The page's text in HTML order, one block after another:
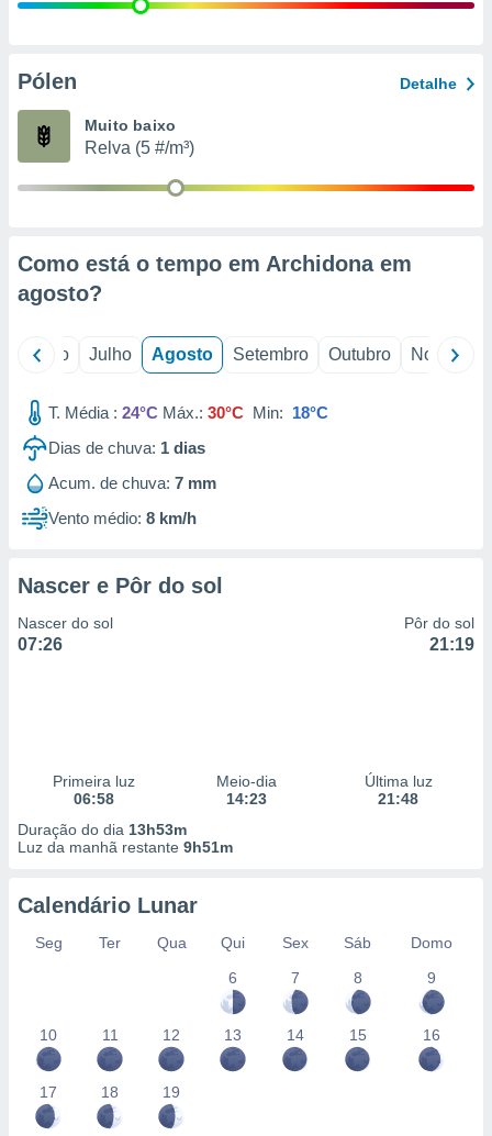
e
de
Pólen Detalhe
Muito baixo
Relva (5 #/m³)
Como está o tempo em Archidona em
agosto?
Junho Julho Agosto Setembro Outubro Novembro
T. Média : 24°C Máx.: 30°C Min: 18°C
Dias de chuva: 1 dias
Acum. de chuva: 7 mm
Vento médio: 8 km/h
Nascer e Pôr do sol
Nascer do sol
07:26
Pôr do sol
21:19
Primeira luz
06:58
Meio-dia
14:23
Última luz
21:48
Duração do dia 13h53m
Luz da manhã restante 9h51m
Calendário Lunar
Seg Ter Qua Qui Sex Sáb
Domo
6
7 8 9
10 11 12 13 14 15 16
17 18 19